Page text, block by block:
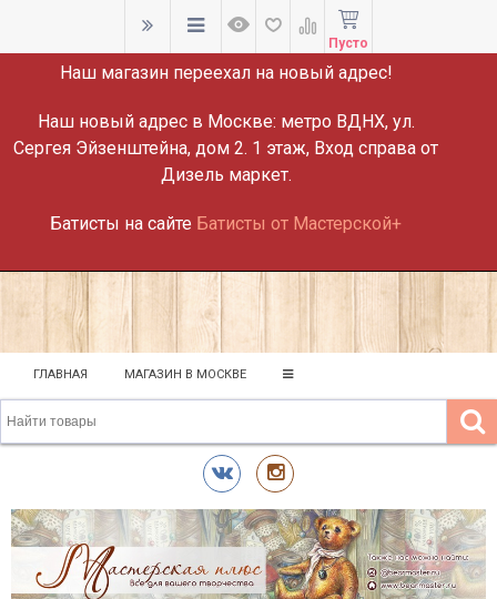
ВНИМАНИЕ!
Наш магазин переехал на новый адрес!
Наш новый адрес в Москве: метро ВДНХ, ул.
Сергея Эйзенштейна, дом 2. 1 этаж, Вход справа от
Дизель маркет.
Батисты на сайте Батисты от Мастерской+
Пусто
ГЛАВНАЯ МАГАЗИН В МОСКВЕ